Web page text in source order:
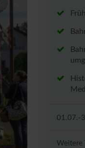
01.07.-
Weitere